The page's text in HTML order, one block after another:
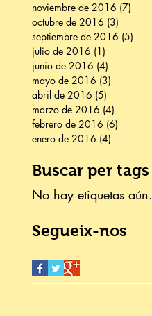
noviembre de 2016 (7)
octubre de 2016 (3)
septiembre de 2016 (5)
julio de 2016 (1)
junio de 2016 (4)
mayo de 2016 (3)
abril de 2016 (5)
marzo de 2016 (4)
febrero de 2016 (6)
enero de 2016 (4)
Buscar per tags
No hay etiquetas aún.
Segueix-nos